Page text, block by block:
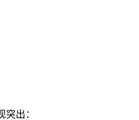
突出：